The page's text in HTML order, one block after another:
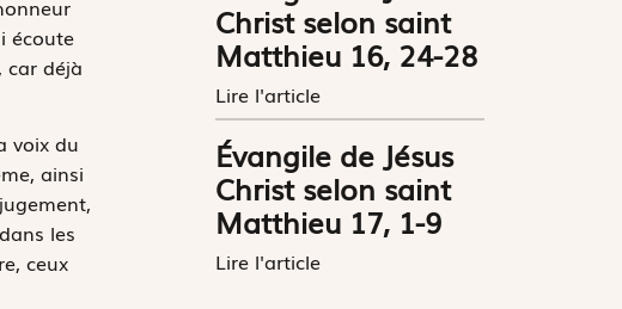
écoute
car déjà
voix du
ainsi
les
ceux
Christ selon saint
Matthieu 16, 24-28
Lire l'article
Évangile de Jésus
Christ selon saint
Matthieu 17, 1-9
Lire l'article